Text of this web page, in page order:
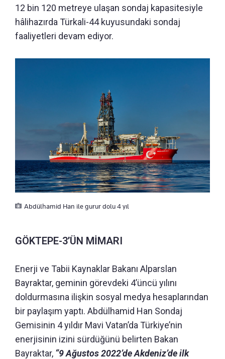
12 bin 120 metreye ulaşan sondaj kapasitesiyle
hâlihazırda Türkali-44 kuyusundaki sondaj
faaliyetleri devam ediyor.
Abdülhamid Han ile gurur dolu 4 yıl
GÖKTEPE-3’ÜN MİMARI
Enerji ve Tabii Kaynaklar Bakanı Alparslan
Bayraktar, geminin görevdeki 4’üncü yılını
doldurmasına ilişkin sosyal medya hesaplarından
bir paylaşım yaptı. Abdülhamid Han Sondaj
Gemisinin 4 yıldır Mavi Vatan’da Türkiye’nin
enerjisinin izini sürdüğünü belirten Bakan
Bayraktar, “9 Ağustos 2022’de Akdeniz’de ilk